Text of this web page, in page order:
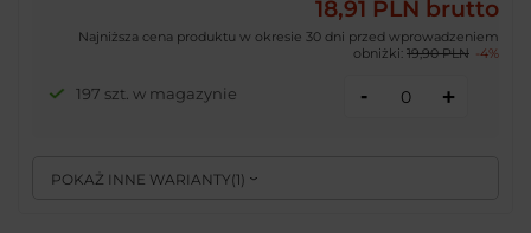
POKAŻ INNE WARIANTY( 1)
18,91 PLN brutto
Najniższa cena produktu w okresie 30 dni przed wprowadzeniem
obniżki: 19,90 PLN -4%
197 szt. w magazynie - +